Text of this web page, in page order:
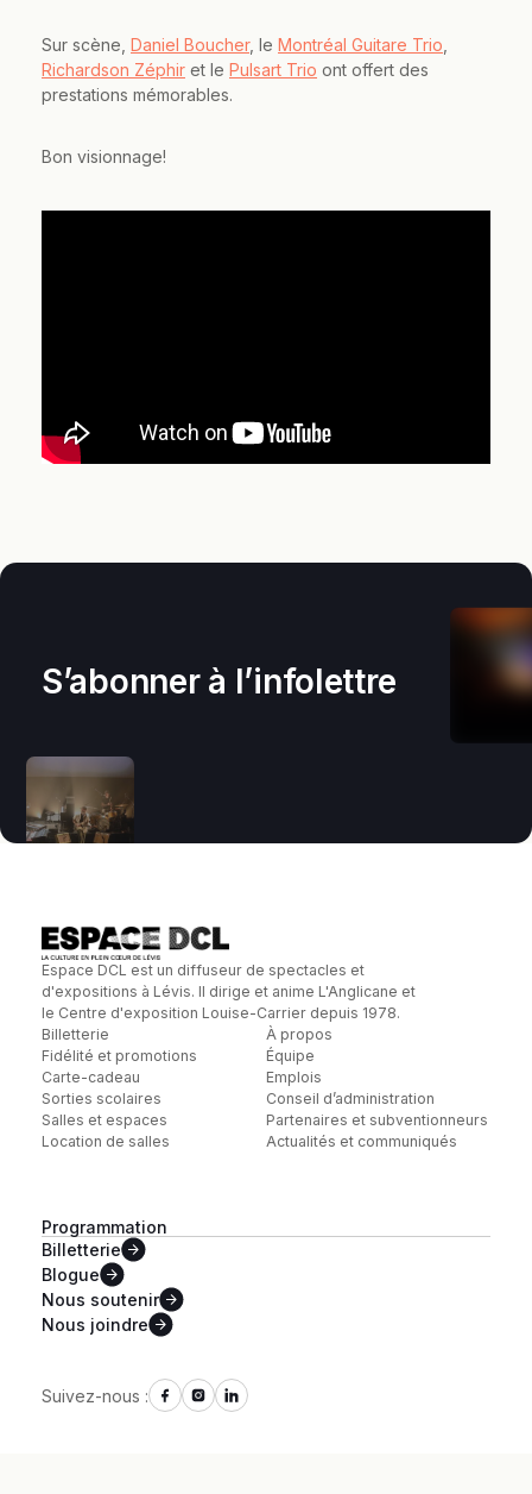
Sur scène, Daniel Boucher, le Montréal Guitare Trio
Richardson Zéphir et le Pulsart Trio ont offert des
prestations mémorables.
Bon visionnage!
S’abonner à l’infolettre
Espace DCL est un diffuseur de spectacles et
d'expositions à Lévis. Il dirige et anime L'Anglicane et
le Centre d'exposition Louise-Carrier depuis 1978.
Billetterie
Fidélité et promotions
Carte-cadeau
Sorties scolaires
Salles et espaces
Location de salles
À propos
Équipe
Emplois
Conseil d’administration
Partenaires et subventionneurs
Actualités et communiqués
Programmation
Billetterie
Blogue
Nous soutenir
Nous joindre
Suivez-nous :